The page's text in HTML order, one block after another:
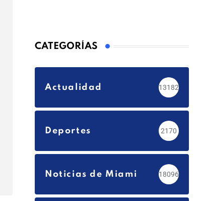
CATEGORÍAS
Actualidad 13182
Deportes 2170
Noticias de Miami 18096